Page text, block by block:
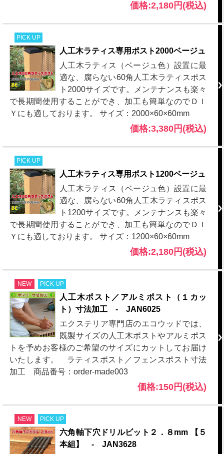
価格:2,180円(税込)
PICK UP
人工木ラティス専用ポスト2000ベージュ
人工木ラティス（ベージュ色）設置に最
適な、腐らない60角人工木ラティスポス
ト2000サイズです。メンテナンスも楽々
で長期間使用することができ、加工も簡単なのでＤＩ
Ｙにも適しております。 サイズ：2000×60×60mm
価格:3,380円(税込)
PICK UP
人工木ラティス専用ポスト1200ベージュ
人工木ラティス（ベージュ色）設置に最
適な、腐らない60角人工木ラティスポス
ト1200サイズです。メンテナンスも楽々
で長期間使用することができ、加工も簡単なのでＤＩ
Ｙにも適しております。 サイズ：1200×60×60mm
価格:2,180円(税込)
NEW PICK UP
人工木ポスト／アルミポスト（１カッ
ト）寸法加工 - JAN6025
エクステリア専門店のエコウッドでは、
既製サイズの人工木ポストやアルミポス
トを予めお客様のご希望のサイズにカットしてお届け
いたします。 ラティスポスト／フェンスポスト寸法
加工 商品番号：order-made003
価格:150円(税込)
NEW PICK UP
六角軸下穴ドリルビット２．８mm 【５
本組】 - JAN3628